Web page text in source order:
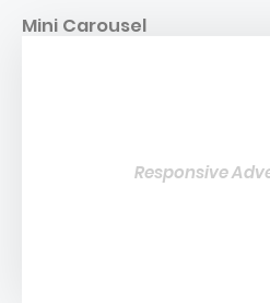
Mini Carousel
Responsive